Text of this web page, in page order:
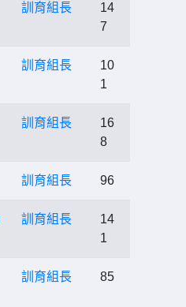
訓育組長
14
7
訓育組長
10
1
訓育組長
16
8
訓育組長 96
訓育組長
14
1
訓育組長 85